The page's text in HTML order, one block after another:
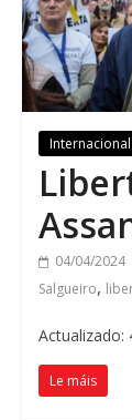
Internacional
04/04/2024
Salgueiro,
Actualizado:
Le máis